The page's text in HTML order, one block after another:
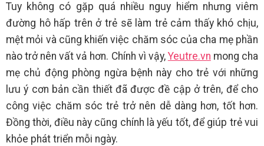
Tuy không có gặp quá nhiều nguy hiểm nhưng viêm
đường hô hấp trên ở trẻ sẽ làm trẻ cảm thấy khó chịu,
mệt mỏi và cũng khiến việc chăm sóc của cha mẹ phần
nào trở nên vất vả hơn. Chính vì vậy, Yeutre.vn mong cha
mẹ chủ động phòng ngừa bệnh này cho trẻ với những
lưu ý cơn bản cần thiết đã được đề cập ở trên, để cho
công việc chăm sóc trẻ trở nên dễ dàng hơn, tốt hơn.
Đồng thời, điều này cũng chính là yếu tốt, để giúp trẻ vui
khỏe phát triển mỗi ngày.